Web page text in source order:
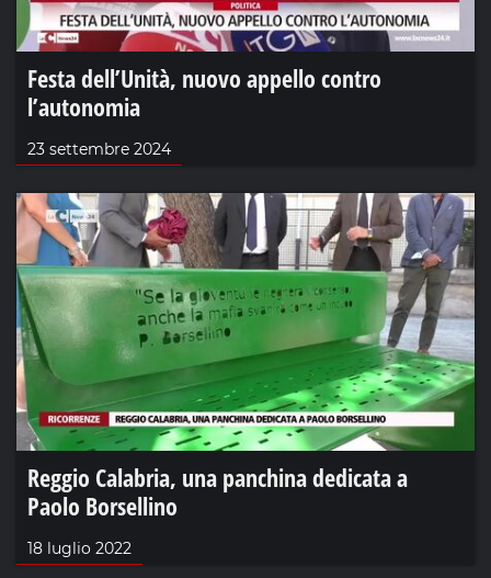
Festa dell’Unità, nuovo appello contro
l’autonomia
23 settembre 2024
Reggio Calabria, una panchina dedicata a
Paolo Borsellino
18 luglio 2022